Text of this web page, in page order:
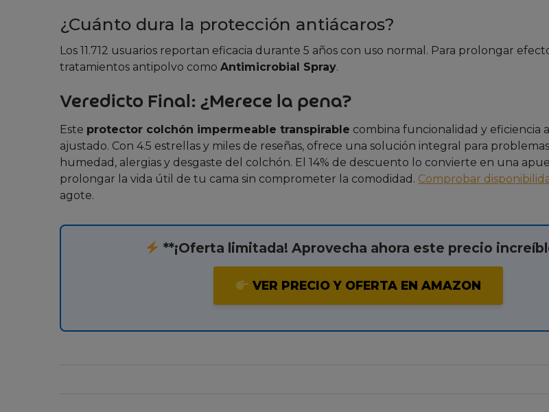
¿Cuánto dura la protección antiácaros?
Los 11.712 usuarios reportan eficacia durante 5 años con uso normal. Para prolongar
tratamientos antipolvo como Antimicrobial Spray.
Veredicto Final: ¿Merece la pena?
Este protector colchón impermeable transpirable combina funcionalidad y eficiencia
ajustado. Con 4.5 estrellas y miles de reseñas, ofrece una solución integral para
humedad, alergias y desgaste del colchón. El 14% de descuento lo convierte en una
prolongar la vida útil de tu cama sin comprometer la comodidad. Comprobar
agote.
**¡Oferta limitada! Aprovecha ahora este precio
VER PRECIO Y OFERTA EN AMAZON